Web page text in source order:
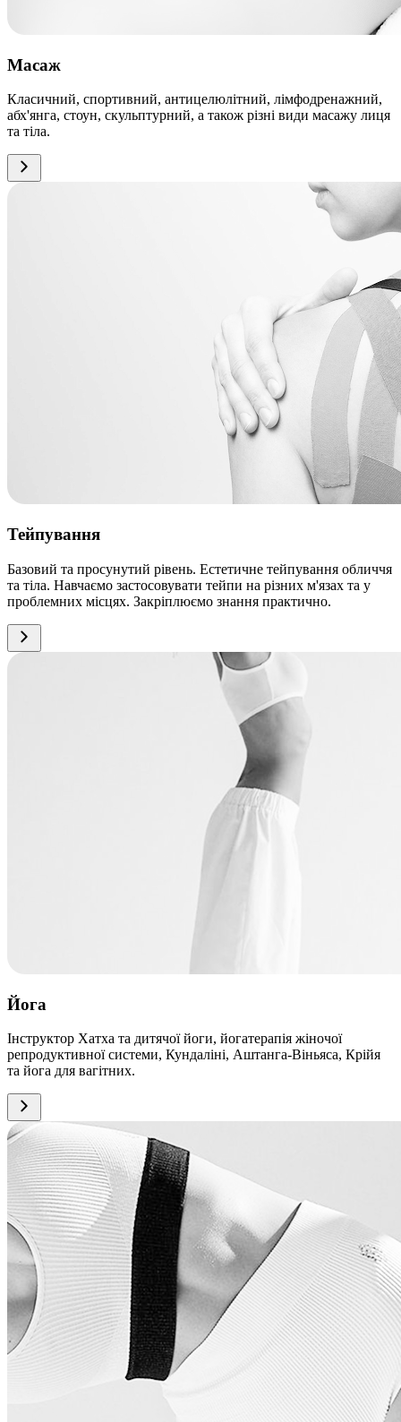
Масаж
Класичний, спортивний, антицелюлітний, лімфодренажний,
абх'янга, стоун, скульптурний, а також різні види масажу лиця
та тіла.
Тейпування
Базовий та просунутий рівень. Естетичне тейпування обличчя
та тіла. Навчаємо застосовувати тейпи на різних м'язах та у
проблемних місцях. Закріплюємо знання практично.
Йога
Інструктор Хатха та дитячої йоги, йогатерапія жіночої
репродуктивної системи, Кундаліні, Аштанга-Віньяса, Крійя
та йога для вагітних.